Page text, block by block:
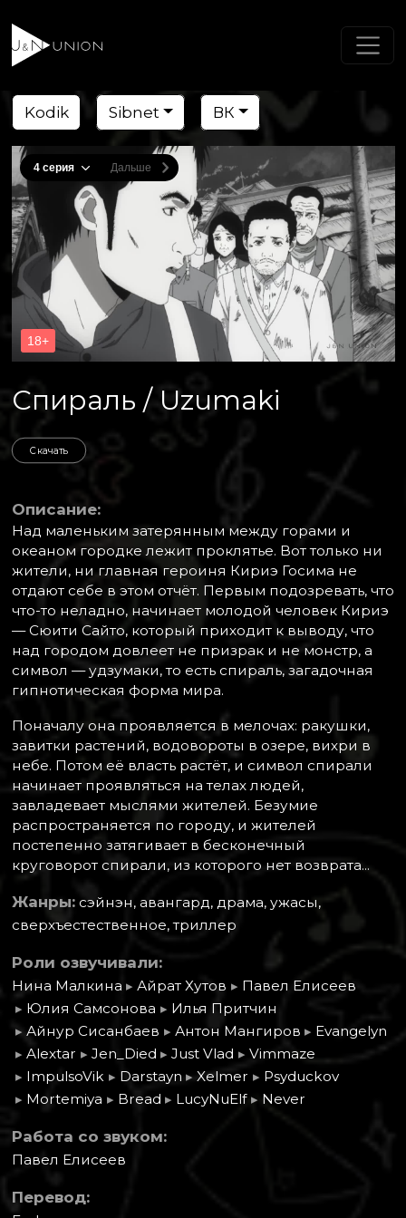
Kodik Sibnet ВК
Спираль / Uzumaki
Скачать
Описание:
Над маленьким затерянным между горами и
океаном городке лежит проклятье. Вот только ни
жители, ни главная героиня Кириэ Госима не
отдают себе в этом отчёт. Первым подозревать, что
что-то неладно, начинает молодой человек Кириэ
— Сюити Сайто, который приходит к выводу, что
над городом довлеет не призрак и не монстр, а
символ — удзумаки, то есть спираль, загадочная
гипнотическая форма мира.
Поначалу она проявляется в мелочах: ракушки,
завитки растений, водовороты в озере, вихри в
небе. Потом её власть растёт, и символ спирали
начинает проявляться на телах людей,
завладевает мыслями жителей. Безумие
распространяется по городу, и жителей
постепенно затягивает в бесконечный
круговорот спирали, из которого нет возврата...
Жанры: сэйнэн, авангард, драма, ужасы,
сверхъестественное, триллер
Роли озвучивали:
Нина Малкина ▸ Айрат Хутов ▸ Павел Елисеев
▸ Юлия Самсонова ▸ Илья Притчин
▸ Айнур Сисанбаев ▸ Антон Мангиров ▸ Evangelyn
▸ Alextar ▸ Jen_Died ▸ Just Vlad ▸ Vimmaze
▸ ImpulsoVik ▸ Darstayn ▸ Xelmer ▸ Psyduckov
▸ Mortemiya ▸ Bread ▸ LucyNuElf ▸ Never
Работа со звуком:
Павел Елисеев
Перевод: